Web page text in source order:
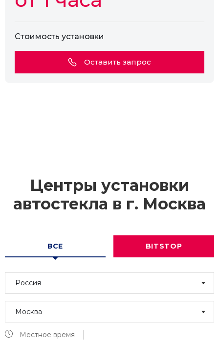
Стоимость установки
Оставить запрос
Центры установки
автостекла в г. Москва
ВСЕ BITSTOP
Россия
Москва
Местное время